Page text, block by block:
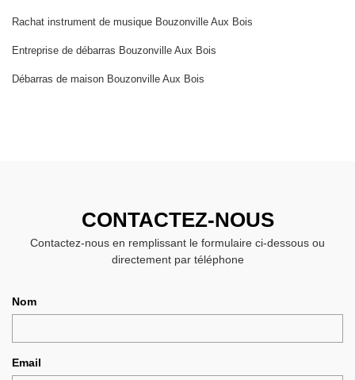
Rachat instrument de musique Bouzonville Aux Bois
Entreprise de débarras Bouzonville Aux Bois
Débarras de maison Bouzonville Aux Bois
CONTACTEZ-NOUS
Contactez-nous en remplissant le formulaire ci-dessous ou
directement par téléphone
Nom
Email